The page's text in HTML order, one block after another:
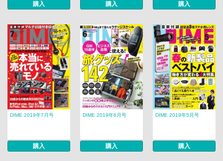
購入 購入 購入
DIME 2019年7月号
購入
DIME 2019年6月号
購入
DIME 2019年5月号
購入